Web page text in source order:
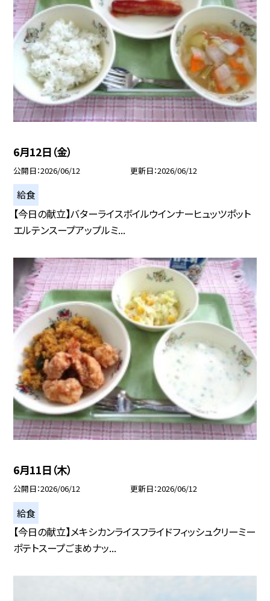
6月12日（金）
公開日 2026/06/12 更新日 2026/06/12
給食
【今日の献立】バターライスボイルウインナーヒュッツポット
エルテンスープアップルミ...
6月11日（木）
公開日 2026/06/12 更新日 2026/06/12
給食
【今日の献立】メキシカンライスフライドフィッシュクリーミー
ポテトスープごまめナッ...